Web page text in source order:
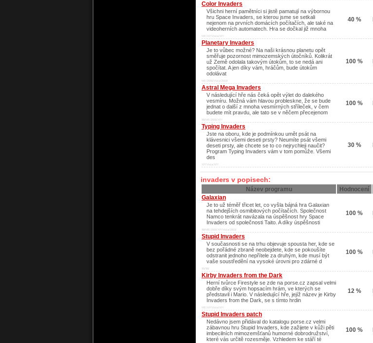
Color Invaders
Všichni herní pamětníci si jistě pamatují na výbornou
hru Space Invaders, se kterou jsme se setkali
nejenom na prvních domácích počítačích, ale také na
videoherních automatech. Hra se dočkal již mnoha
ME/XP/Vista/XP/
40 %
Planetary Invaders
Je to vůbec možné? Na naši krásnou planetu opět
směřuje pozornost mimozemských útočníků. Kolikrát
už Země odolala takovým útokům, to se nedá ani
spočítat. A jen díky vám, hráčům, bude útokům
odolávat
ME/2000/Vista/2003/
100 %
Astral Mega Invaders
V následující hře nás čeká opět výlet do dalekého
vesmíru. Možná vám hlavou probleskne, že se bude
jednat o další z mnoha vesmírných stříleček, v čem
budete mít pravdu, ale tato se v něčem přecejenom
98/ME/2000/XP/
100 %
Typing Invaders
Jste na oboru, kde je podmínkou umět psát na
klávesnici všemi deseti prsty? Neumíte psát všemi
deseti prsty, ale chcete se to co nejrychleji naučit?
Program Typing Invaders vám v tom pomůže. Všemi
des
XP/Vista/XP/
30 %
invaders v popisech:
Název programu Hodnocení
Galaxian
Je to už téměř třicet let, co vyšla bájná hra Galaxian
na tehdejších osmibitových počítačích. Společnost
Namco tenkrát navázala na úspěšnost hry Space
Invaders od společnosti Taito. A díky úspěšnosti
98/ME/2000/XP/Vista/2003/
100 %
Stupid Invaders
V současnosti se na trhu objevuje spousta her, kde se
bez pořádné zbraně neobejdete, kde se pokoušíte
odstranit jednoho nepřítele za druhým, kde musí být
vaše soustředění na vysoké úrovni pro zdárné d
95/98/
100 %
Kirby Invaders from the Dark
Herní tvůrce Firestyle se zde na porse.cz zapsal velmi
dobře díky svým hopsacím hrám, ve kterých se
představil i Mario. V následující hře, jejíž název je Kirby
Invaders from the Dark, se s tímto hrdin
ME/XP/Vista/XP/
12 %
Stupid Invaders patch
Nedávno jsem přidával do katalogu porse.cz velmi
zábavnou hru Stupid Invaders, kde zažijete v kůži pěti
imbecilních mimozemšťanů humorné dobrodružství,
které vás určitě rozesměje. Vzhledem ke stáří té
100 %